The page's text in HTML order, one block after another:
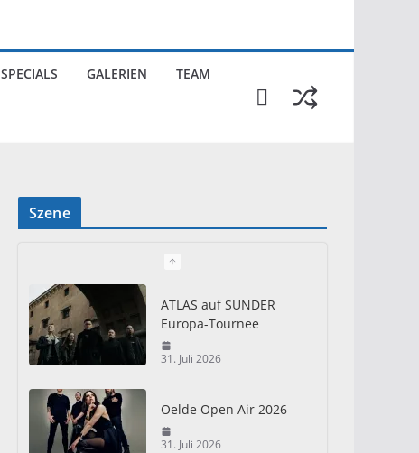
SPECIALS GALERIEN TEAM
Szene
ATLAS auf SUNDER
Europa-Tournee
31. Juli 2026
Oelde Open Air 2026
31. Juli 2026